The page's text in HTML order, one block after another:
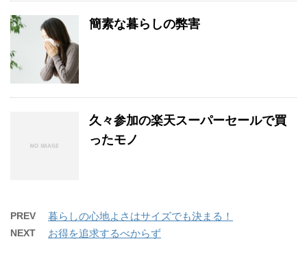
簡素な暮らしの弊害
久々参加の楽天スーパーセールで買
ったモノ
PREV 暮らしの心地よさはサイズでも決まる！
NEXT お得を追求するべからず